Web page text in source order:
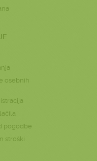
osebnih
pogodbe
stroški